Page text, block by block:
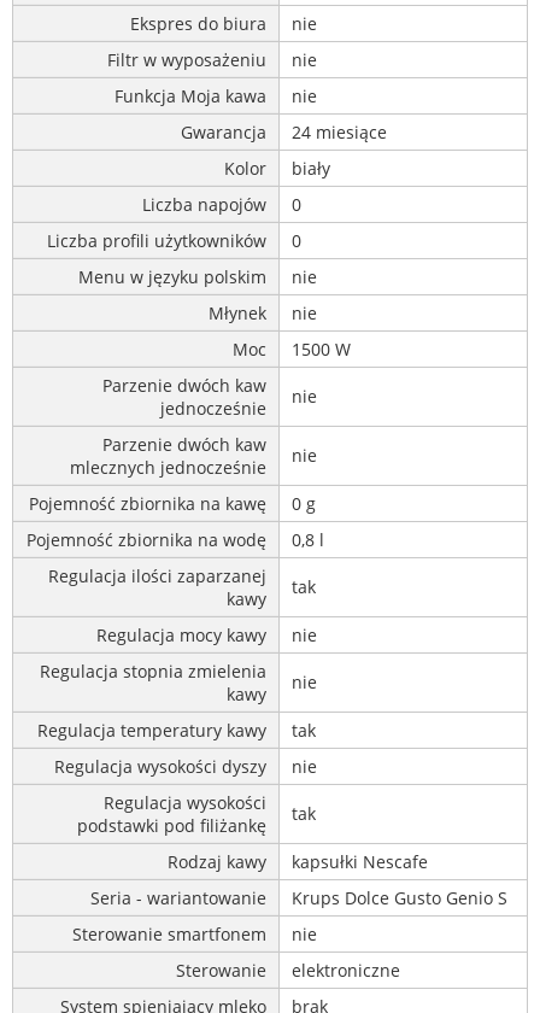
Ekspres do biura
nie
Filtr w wyposażeniu
nie
Funkcja Moja kawa
nie
Gwarancja
24 miesiące
Kolor
biały
Liczba napojów
0
Liczba profili użytkowników
0
Menu w języku polskim
nie
Młynek
nie
Moc
1500 W
Parzenie dwóch kaw
jednocześnie
nie
Parzenie dwóch kaw
mlecznych jednocześnie
nie
Pojemność zbiornika na kawę
0 g
Pojemność zbiornika na wodę
0,8 l
Regulacja ilości zaparzanej
kawy
tak
Regulacja mocy kawy
nie
Regulacja stopnia zmielenia
kawy
nie
Regulacja temperatury kawy
tak
Regulacja wysokości dyszy
nie
Regulacja wysokości
podstawki pod filiżankę
tak
Rodzaj kawy
kapsułki Nescafe
Seria - wariantowanie
Krups Dolce Gusto Genio S
Sterowanie smartfonem
nie
Sterowanie
elektroniczne
System spieniający mleko
brak